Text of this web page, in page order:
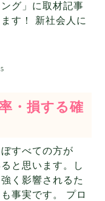
グ」に取材記事
す！ 新社会人に
・損する確
すべての方が
と思います。し
く影響されるた
事実です。 プロ